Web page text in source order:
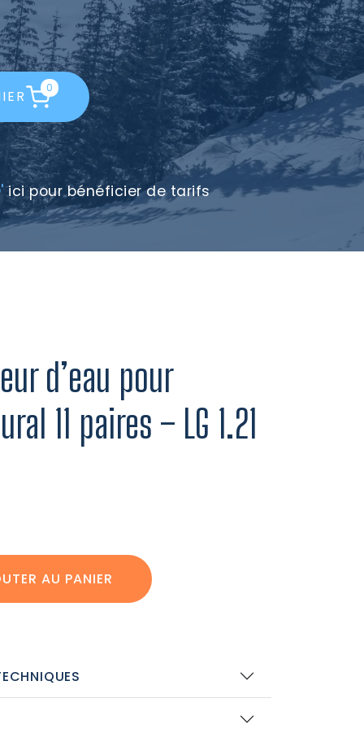
0
ici pour bénéficier de tarifs
d’eau pour
11 paires – LG 1.21
AU PANIER